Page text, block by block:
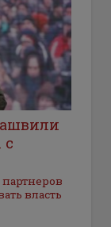
с
власть